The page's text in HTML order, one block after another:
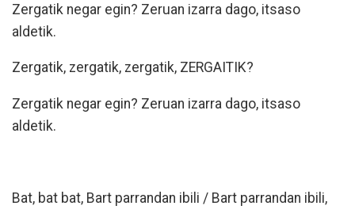
Zergatik negar egin? Zeruan izarra dago, itsaso
aldetik.
Zergatik, zergatik, zergatik, ZERGAITIK?
Zergatik negar egin? Zeruan izarra dago, itsaso
aldetik.
Bat, bat bat, Bart parrandan ibili / Bart parrandan ibili,